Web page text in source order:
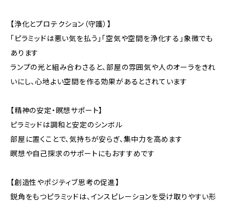
【浄化とプロテクション（守護）】
「ピラミッドは悪い気を払う」「空気や空間を浄化する」象徴でも
あります
ランプの光と組み合わさると、部屋の雰囲気や人のオーラをきれ
いにし、心地よい空間を作る効果があるとされています
【精神の安定・瞑想サポート】
ピラミッドは調和と安定のシンボル
部屋に置くことで、気持ちが安らぎ、集中力を高めます
瞑想や自己探求のサポートにもおすすめです
【創造性やポジティブ思考の促進】
鋭角をもつピラミッドは、インスピレーションを受け取りやすい形